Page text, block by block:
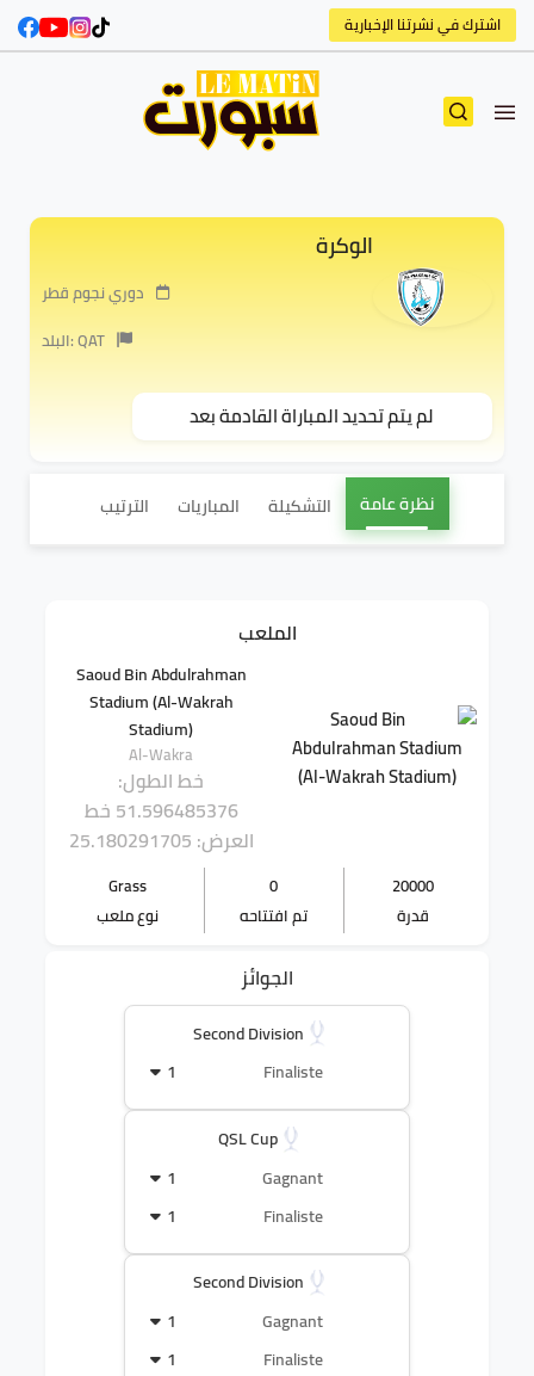
اشترك في نشرتنا الإخبارية
الوكرة
دوري نجوم قطر
البلد: QAT
لم يتم تحديد المباراة القادمة بعد
نظرة عامة التشكيلة المباريات الترتيب
الملعب
Saoud Bin Abdulrahman
Stadium (Al-Wakrah
Stadium)
Al-Wakra
خط الطول:
51.596485376 خط
العرض: 25.180291705
20000
قدرة
0
تم افتتاحه
Grass
نوع ملعب
الجوائز
Second Division
Finaliste
1
QSL Cup
Gagnant
1
Finaliste
1
Second Division
Gagnant
1
Finaliste
1